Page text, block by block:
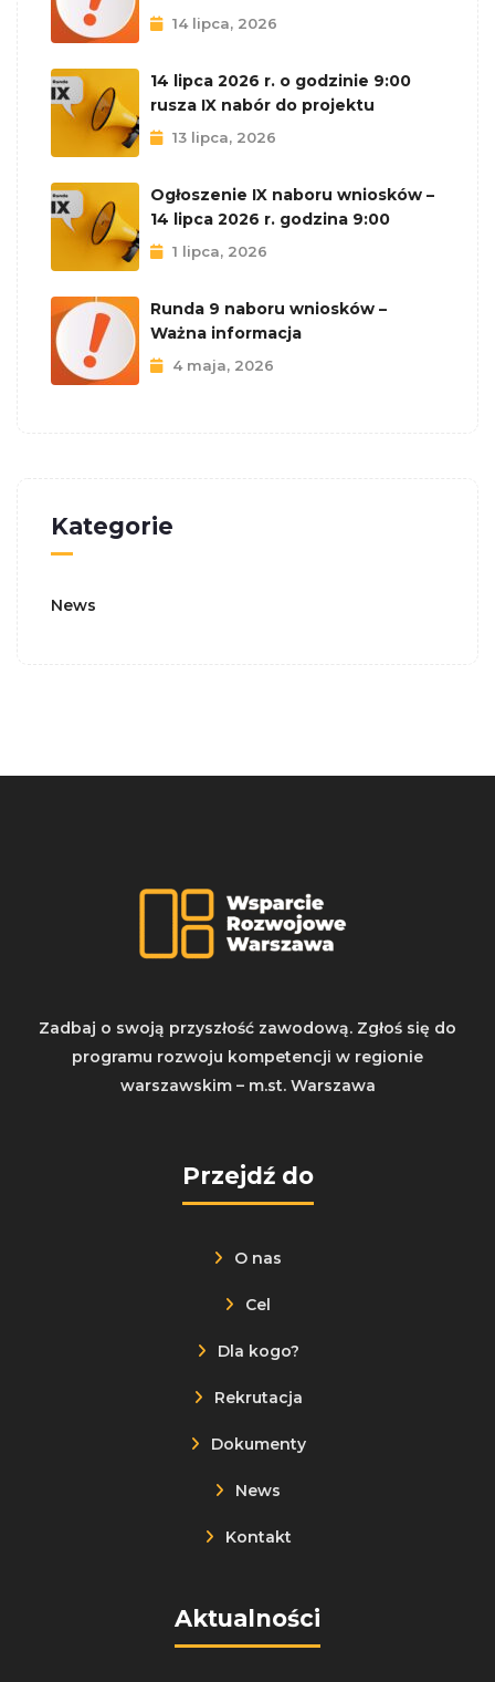
14 lipca, 2026
14 lipca 2026 r. o godzinie 9:00
rusza IX nabór do projektu
13 lipca, 2026
Ogłoszenie IX naboru wniosków –
14 lipca 2026 r. godzina 9:00
1 lipca, 2026
Runda 9 naboru wniosków –
Ważna informacja
4 maja, 2026
Kategorie
News
Zadbaj o swoją przyszłość zawodową. Zgłoś się do
programu rozwoju kompetencji w regionie
warszawskim – m.st. Warszawa
Przejdź do
O nas
Cel
Dla kogo?
Rekrutacja
Dokumenty
News
Kontakt
Aktualności